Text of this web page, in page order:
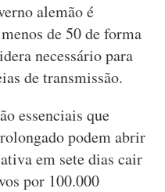
alemão é
de 50 de forma
necessário para
de transmissão.
essenciais que
podem abrir
em sete dias cair
por 100.000